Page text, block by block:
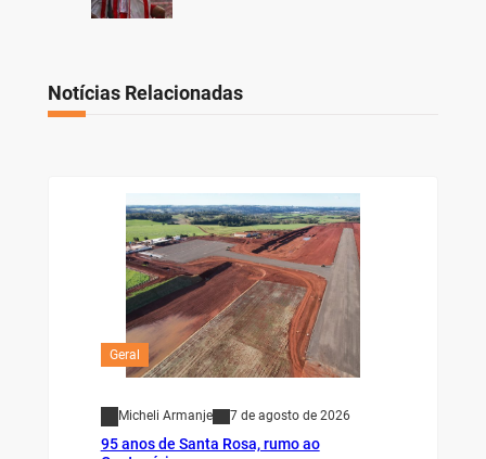
Notícias Relacionadas
Geral
Micheli Armanje
95 anos de Santa Rosa, rumo ao
Centenário